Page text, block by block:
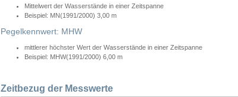
Mittelwert der Wasserstände in einer Zeitspanne
Beispiel: MN(1991/2000) 3,00 m
Pegelkennwert: MHW
mittlerer höchster Wert der Wasserstände in einer Zeitspanne
Beispiel: MHW(1991/2000) 6,00 m
Zeitbezug der Messwerte